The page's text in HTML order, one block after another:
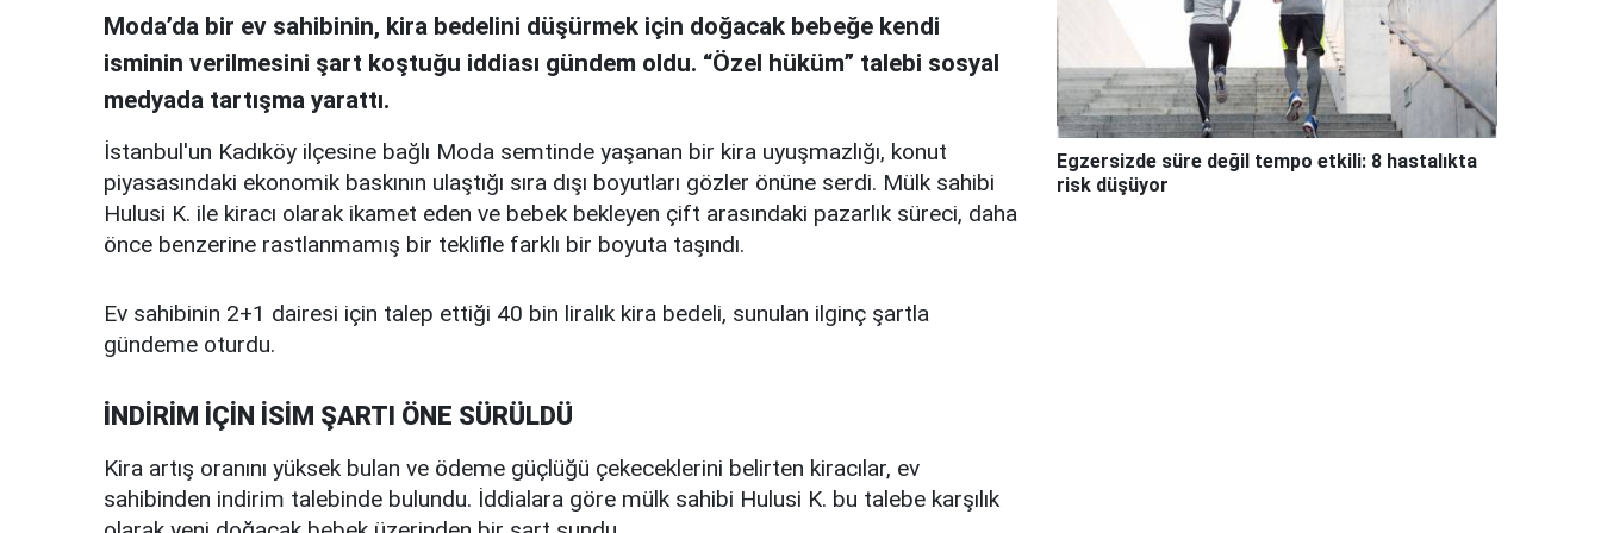
Moda’da bir ev sahibinin, kira bedelini düşürmek için doğacak bebeğe kendi
isminin verilmesini şart koştuğu iddiası gündem oldu. “Özel hüküm” talebi sosyal
medyada tartışma yarattı.
İstanbul'un Kadıköy ilçesine bağlı Moda semtinde yaşanan bir kira uyuşmazlığı, konut
piyasasındaki ekonomik baskının ulaştığı sıra dışı boyutları gözler önüne serdi. Mülk sahibi
Hulusi K. ile kiracı olarak ikamet eden ve bebek bekleyen çift arasındaki pazarlık süreci, daha
önce benzerine rastlanmamış bir teklifle farklı bir boyuta taşındı.
Ev sahibinin 2+1 dairesi için talep ettiği 40 bin liralık kira bedeli, sunulan ilginç şartla
gündeme oturdu.
İNDİRİM İÇİN İSİM ŞARTI ÖNE SÜRÜLDÜ
Kira artış oranını yüksek bulan ve ödeme güçlüğü çekeceklerini belirten kiracılar, ev
sahibinden indirim talebinde bulundu. İddialara göre mülk sahibi Hulusi K. bu talebe karşılık
Egzersizde süre değil tempo etkili: 8 hastalıkta
risk düşüyor